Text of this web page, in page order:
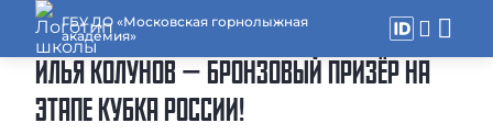
ГБУ ДО «Московская горнолыжная
академия»
ИЛЬЯ КОЛУНОВ — БРОНЗОВЫЙ ПРИЗЁР НА
ЭТАПЕ КУБКА РОССИИ!